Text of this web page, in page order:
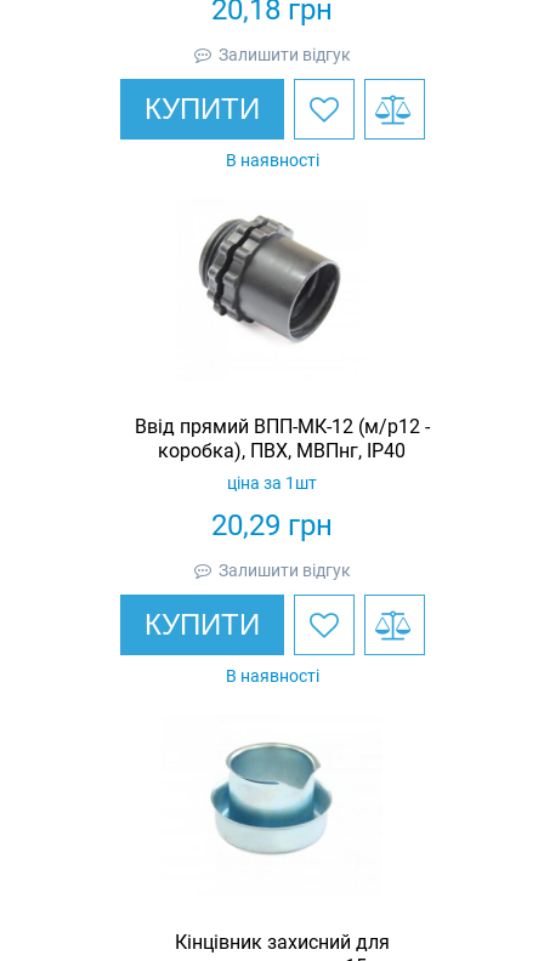
20,18 грн
Залишити відгук
КУПИТИ
В наявності
Ввід прямий ВПП-МК-12 (м/р12 -
коробка), ПВХ, МВПнг, IP40
20,29 грн
ціна за 1шт
Залишити відгук
КУПИТИ
В наявності
Кінцівник захисний для